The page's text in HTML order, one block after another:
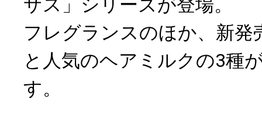
サス」シリーズが登場。
フレグランスのほか、新発
と人気のヘアミルクの3種
す。